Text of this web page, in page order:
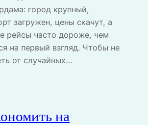
город крупный,
загружен, цены скачут, а
рейсы часто дороже, чем
на первый взгляд. Чтобы не
от случайных…
на